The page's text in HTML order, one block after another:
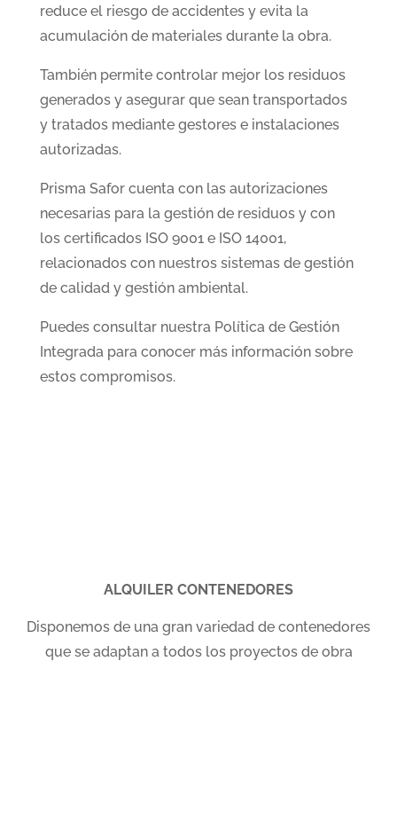
reduce el riesgo de accidentes y evita la
acumulación de materiales durante la obra.
También permite controlar mejor los residuos
generados y asegurar que sean transportados
y tratados mediante gestores e instalaciones
autorizadas.
Prisma Safor cuenta con las autorizaciones
necesarias para la gestión de residuos y con
los certificados ISO 9001 e ISO 14001,
relacionados con nuestros sistemas de gestión
de calidad y gestión ambiental.
Puedes consultar nuestra Política de Gestión
Integrada para conocer más información sobre
estos compromisos.
ALQUILER CONTENEDORES
Disponemos de una gran variedad de contenedores
que se adaptan a todos los proyectos de obra